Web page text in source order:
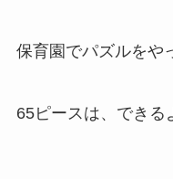
保育園でパズルをや
65ピースは、できる